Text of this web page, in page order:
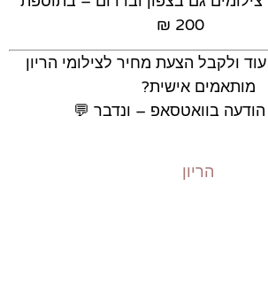
200 ₪
ולקבל הצעת מחיר לצילומי הריון
מותאמים אישית?
בוואטסאפ – ונדבר 💬
הריון